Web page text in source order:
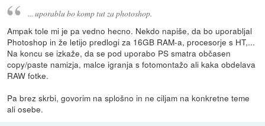
... uporablu bo komp tut za photoshop.
Ampak tole mi je pa vedno hecno. Nekdo napiše, da bo uporabljal
Photoshop in že letijo predlogi za 16GB RAM-a, procesorje s HT,...
Na koncu se izkaže, da se pod uporabo PS smatra občasen
copy/paste namizja, malce igranja s fotomontažo ali kaka obdelava
RAW fotke.
Pa brez skrbi, govorim na splošno in ne ciljam na konkretne teme
ali osebe.